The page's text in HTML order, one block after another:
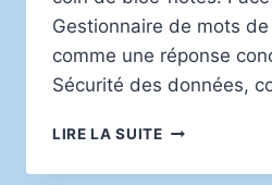
Gestionnaire de mots de
comme une réponse
Sécurité des données,
LIRE LA SUITESÉCURITÉ
MOTS